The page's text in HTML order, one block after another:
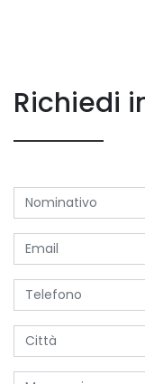
Richiedi